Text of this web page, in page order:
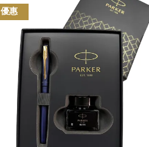
優惠